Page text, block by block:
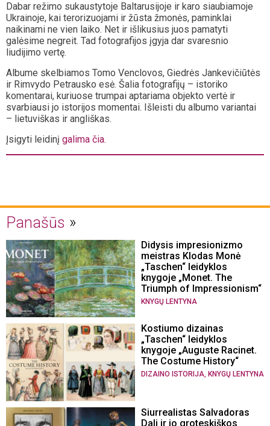
Dabar režimo sukaustytoje Baltarusijoje ir karo siaubiamoje
Ukrainoje, kai terorizuojami ir žūsta žmonės, paminklai
naikinami ne vien laiko. Net ir išlikusius juos pamatyti
galėsime negreit. Tad fotografijos įgyja dar svaresnio
liudijimo vertę.
Albume skelbiamos Tomo Venclovos, Giedrės Jankevičiūtės
ir Rimvydo Petrausko esė. Šalia fotografijų – istoriko
komentarai, kuriuose trumpai aptariama objekto vertė ir
svarbiausi jo istorijos momentai. Išleisti du albumo variantai
– lietuviškas ir angliškas.
Įsigyti leidinį galima čia.
Panašūs
Didysis impresionizmo
meistras Klodas Monė
„Taschen“ leidyklos
knygoje „Monet. The
Triumph of Impressionism“
KNYGŲ LENTYNA
Kostiumo dizainas
„Taschen“ leidyklos
knygoje „Auguste Racinet.
The Costume History“
DIZAINO ISTORIJA, KNYGŲ LENTYNA
Siurrealistas Salvadoras
Dali ir jo groteskiškos